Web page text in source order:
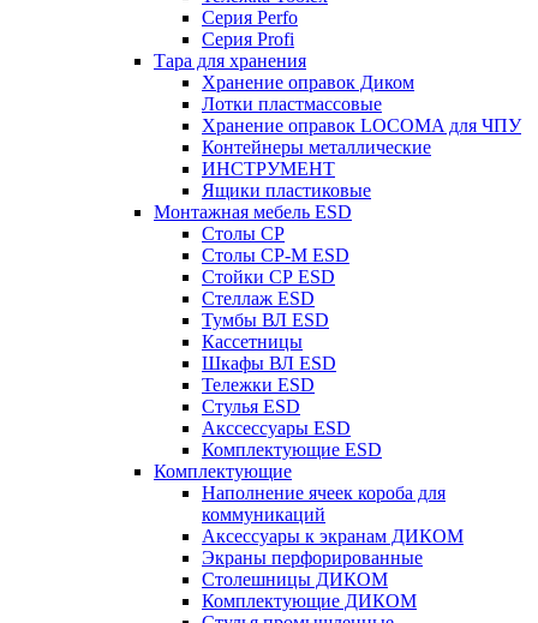
Серия Perfo
Серия Profi
Тара для хранения
Хранение оправок Диком
Лотки пластмассовые
Хранение оправок LOCOMA для ЧПУ
Контейнеры металлические
ИНСТРУМЕНТ
Ящики пластиковые
Монтажная мебель ESD
Столы СР
Столы СР-М ESD
Стойки СР ESD
Стеллаж ESD
Тумбы ВЛ ESD
Кассетницы
Шкафы ВЛ ESD
Тележки ESD
Стулья ESD
Акссессуары ESD
Комплектующие ESD
Комплектующие
Наполнение ячеек короба для
коммуникаций
Аксессуары к экранам ДИКОМ
Экраны перфорированные
Cтолешницы ДИКОМ
Комплектующие ДИКОМ